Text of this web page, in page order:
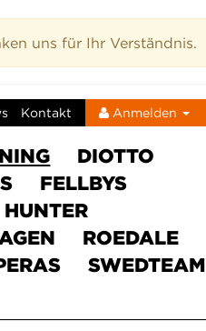
uns für Ihr Verständnis.
Kontakt Anmelden
DIOTTO
FELLBYS
HUNTER
ROEDALE
SWEDTEAM